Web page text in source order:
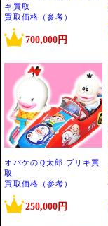
キ買取
買取価格（参考）
700,000円
オバケのＱ太郎 ブリキ買
取
買取価格（参考）
250,000円